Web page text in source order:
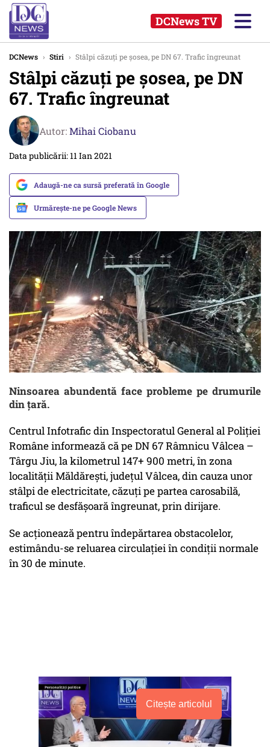
DCNews TV
DCNews › Stiri › Stâlpi căzuţi pe şosea, pe DN 67. Trafic îngreunat
Stâlpi căzuţi pe şosea, pe DN
67. Trafic îngreunat
Autor:Mihai Ciobanu
Data publicării: 11 Ian 2021
Adaugă-ne ca sursă preferată în Google
Urmărește-ne pe Google News
Ninsoarea abundentă face probleme pe drumurile
din ţară.
Centrul Infotrafic din Inspectoratul General al Poliției
Române informează că pe DN 67 Râmnicu Vâlcea –
Târgu Jiu, la kilometrul 147+ 900 metri, în zona
localității Măldărești, județul Vâlcea, din cauza unor
stâlpi de electricitate, căzuți pe partea carosabilă,
traficul se desfășoară îngreunat, prin dirijare.
Se acționează pentru îndepărtarea obstacolelor,
estimându-se reluarea circulației în condiții normale
în 30 de minute.
Citește articolul